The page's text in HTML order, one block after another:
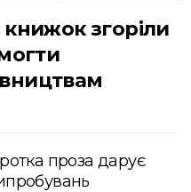
згоріли
проза дарує